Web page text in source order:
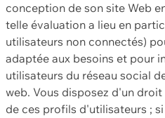
conception de son site Web
telle évaluation a lieu en
utilisateurs non connectés)
adaptée aux besoins et pour
utilisateurs du réseau social
web. Vous disposez d'un
de ces profils d'utilisateurs ;